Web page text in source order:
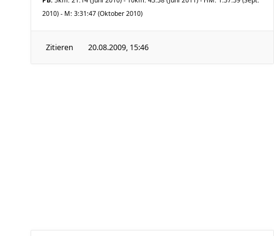
2010) - M: 3:31:47 (Oktober 2010)
Zitieren 20.08.2009, 15:46